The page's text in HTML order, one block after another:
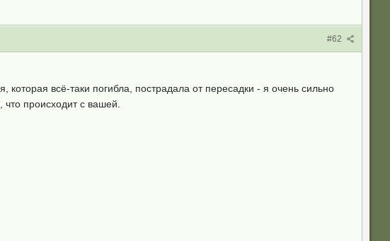
#62
всё-таки погибла, пострадала от пересадки - я очень сильно
происходит с вашей.